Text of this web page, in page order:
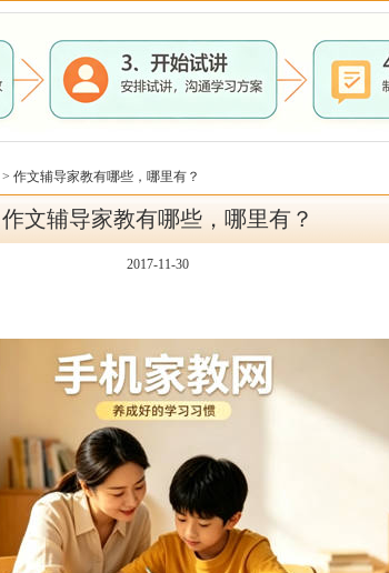
> 作文辅导家教有哪些，哪里有？
作文辅导家教有哪些，哪里有？
2017-11-30